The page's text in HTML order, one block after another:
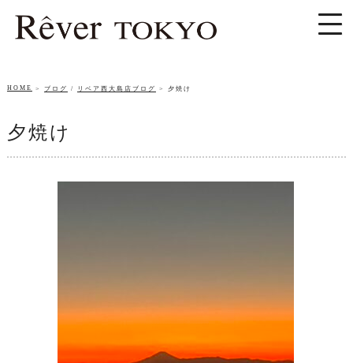
HOME ブログ / リベア西大島店ブログ 夕焼け
夕焼け